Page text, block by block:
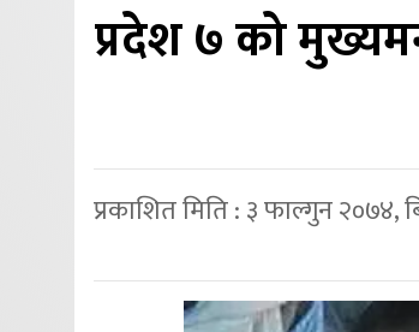
प्रदेश ७ को
प्रकाशित मिति : ३ फाल्गुन २०७४,